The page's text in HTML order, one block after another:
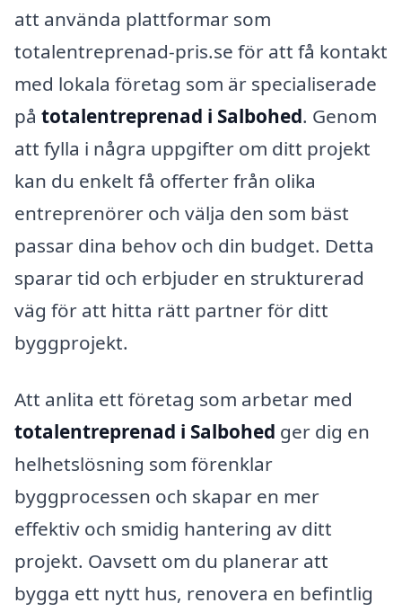
att använda plattformar som
totalentreprenad-pris.se för att få kontakt
med lokala företag som är specialiserade
på totalentreprenad i Salbohed. Genom
att fylla i några uppgifter om ditt projekt
kan du enkelt få offerter från olika
entreprenörer och välja den som bäst
passar dina behov och din budget. Detta
sparar tid och erbjuder en strukturerad
väg för att hitta rätt partner för ditt
byggprojekt.
Att anlita ett företag som arbetar med
totalentreprenad i Salbohed ger dig en
helhetslösning som förenklar
byggprocessen och skapar en mer
effektiv och smidig hantering av ditt
projekt. Oavsett om du planerar att
bygga ett nytt hus, renovera en befintlig